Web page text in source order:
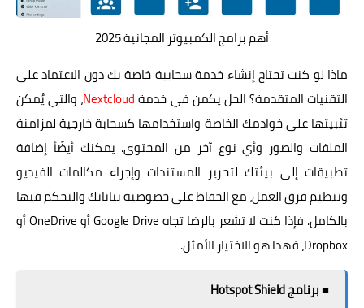
أهم برامج الكمبيوتر المجانية 2025
ماذا لو كنت تحتاج إنشاء خدمة سحابية خاصة بك دون الاعتماد على
التقنيات المتقدمة؟ الحل يكمن في خدمةNextcloud، والتي يُمكن
تثبيتها على خوادمك الخاصة واستخدامها كسحابة خارجية لمزامنة
الملفات والصور وأي نوع آخر من المحتوى. يمكنك أيضًأ إضافة
تطبيقات إلى بيئتك لتحرير المستندات وإجراء مكالمات الفيديو
وتنظيم فرق العمل، مع الحفاظ على خصوصية بياناتك والتحكم فيها
بالكامل. فإذا كنت لا تشعر بالرضا تجاه Google Drive أو OneDrive أو
Dropbox، فهذا هو الاختيار الأمثل.
■ برنامج Hotspot Shield